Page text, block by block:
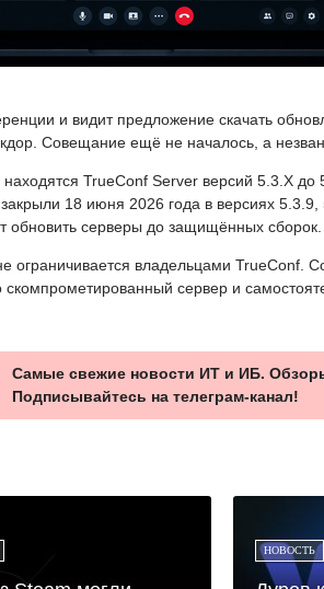
и видит предложение скачать
Совещание ещё не началось, а
TrueConf Server версий 5.3.X
18 июня 2026 года в версиях
обновить серверы до защищённых сборок.
ограничивается владельцами TrueConf.
скомпрометированный сервер и
Самые свежие новости ИТ и ИБ.
Подписывайтесь на телеграм-канал!
НОВОСТЬ